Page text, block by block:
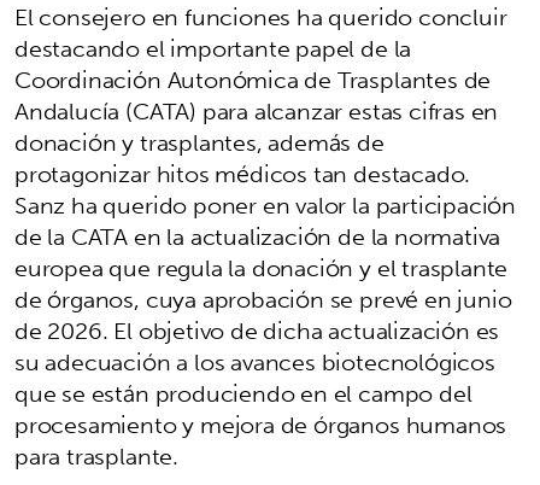
El consejero en funciones ha querido concluir
destacando el importante papel de la
Coordinación Autonómica de Trasplantes de
Andalucía (CATA) para alcanzar estas cifras en
donación y trasplantes, además de
protagonizar hitos médicos tan destacado.
Sanz ha querido poner en valor la participación
de la CATA en la actualización de la normativa
europea que regula la donación y el trasplante
de órganos, cuya aprobación se prevé en junio
de 2026. El objetivo de dicha actualización es
su adecuación a los avances biotecnológicos
que se están produciendo en el campo del
procesamiento y mejora de órganos humanos
para trasplante.